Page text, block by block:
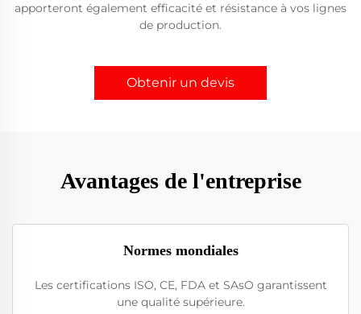
apporteront également efficacité et résistance à vos lignes
de production.
Obtenir un devis
Avantages de l'entreprise
Normes mondiales
Les certifications ISO, CE, FDA et SAsO garantissent
une qualité supérieure.